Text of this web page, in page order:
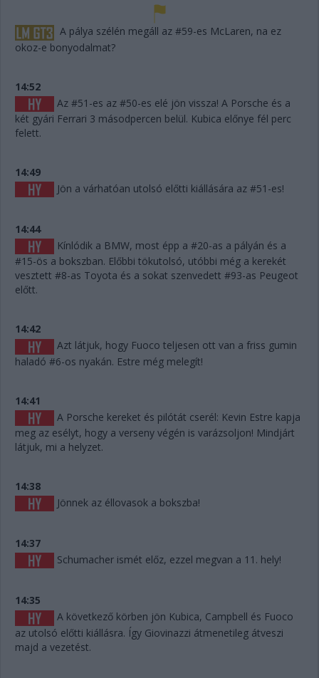
A pálya szélén megáll az #59-es McLaren, na ez
okoz-e bonyodalmat?
14:52
Az #51-es az #50-es elé jön vissza! A Porsche és a
két gyári Ferrari 3 másodpercen belül. Kubica előnye fél perc
felett.
14:49
Jön a várhatóan utolsó előtti kiállására az #51-es!
14:44
Kínlódik a BMW, most épp a #20-as a pályán és a
#15-ös a bokszban. Előbbi tökutolsó, utóbbi még a kerekét
vesztett #8-as Toyota és a sokat szenvedett #93-as Peugeot
előtt.
14:42
Azt látjuk, hogy Fuoco teljesen ott van a friss gumin
haladó #6-os nyakán. Estre még melegít!
14:41
A Porsche kereket és pilótát cserél: Kevin Estre kapja
meg az esélyt, hogy a verseny végén is varázsoljon! Mindjárt
látjuk, mi a helyzet.
14:38
Jönnek az éllovasok a bokszba!
14:37
Schumacher ismét előz, ezzel megvan a 11. hely!
14:35
A következő körben jön Kubica, Campbell és Fuoco
az utolsó előtti kiállásra. Így Giovinazzi átmenetileg átveszi
majd a vezetést.